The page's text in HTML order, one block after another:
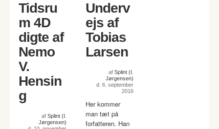
Tidsru
m 4D
digte af
Nemo
V.
Hensin
g
af Splint (I.
Jørgensen)
Underv
ejs af
Tobias
Larsen
af Splint (I.
Jørgensen)
d. 6. september
2016
Her kommer
man tæt på
forfatteren. Han